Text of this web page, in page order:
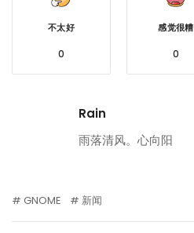
不太好
0
感觉很糟
0
Rain
雨落清风。心向阳
GNOME 新闻